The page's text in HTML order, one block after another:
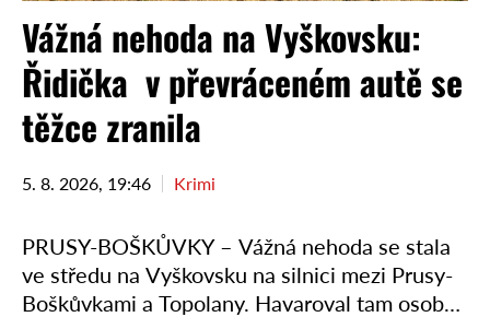
Vážná nehoda na Vyškovsku:
Řidička v převráceném autě se
těžce zranila
5. 8. 2026, 19:46 Krimi
PRUSY-BOŠKŮVKY – Vážná nehoda se stala
ve středu na Vyškovsku na silnici mezi Prusy-
Boškůvkami a Topolany. Havaroval tam osobní